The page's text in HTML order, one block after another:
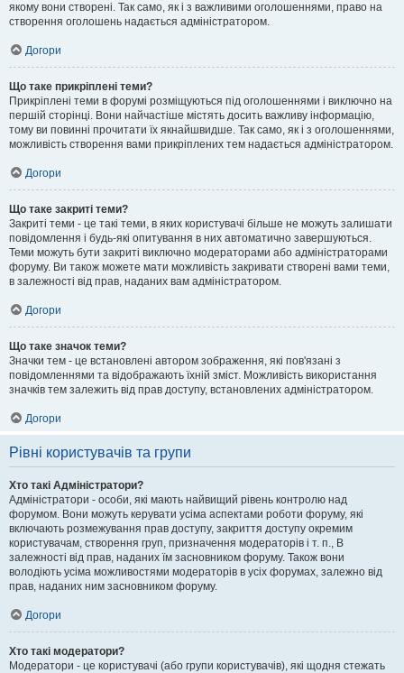
якому вони створені. Так само, як і з важливими оголошеннями, право на
створення оголошень надається адміністратором.
Догори
Що таке прикріплені теми?
Прикріплені теми в форумі розміщуються під оголошеннями і виключно на
першій сторінці. Вони найчастіше містять досить важливу інформацію,
тому ви повинні прочитати їх якнайшвидше. Так само, як і з оголошеннями,
можливість створення вами прикріплених тем надається адміністратором.
Догори
Що таке закриті теми?
Закриті теми - це такі теми, в яких користувачі більше не можуть залишати
повідомлення і будь-які опитування в них автоматично завершуються.
Теми можуть бути закриті виключно модераторами або адміністраторами
форуму. Ви також можете мати можливість закривати створені вами теми,
в залежності від прав, наданих вам адміністратором.
Догори
Що таке значок теми?
Значки тем - це встановлені автором зображення, які пов'язані з
повідомленнями та відображають їхній зміст. Можливість використання
значків тем залежить від прав доступу, встановлених адміністратором.
Догори
Рівні користувачів та групи
Хто такі Адміністратори?
Адміністратори - особи, які мають найвищий рівень контролю над
форумом. Вони можуть керувати усіма аспектами роботи форуму, які
включають розмежування прав доступу, закриття доступу окремим
користувачам, створення груп, призначення модераторів і т. п., В
залежності від прав, наданих їм засновником форуму. Також вони
володіють усіма можливостями модераторів в усіх форумах, залежно від
прав, наданих ним засновником форуму.
Догори
Хто такі модератори?
Модератори - це користувачі (або групи користувачів), які щодня стежать